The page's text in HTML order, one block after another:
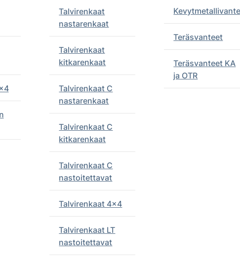
Talvirenkaat
nastarenkaat
Talvirenkaat
kitkarenkaat
Talvirenkaat C
nastarenkaat
Talvirenkaat C
kitkarenkaat
Talvirenkaat C
nastoitettavat
Talvirenkaat 4x4
Talvirenkaat LT
nastoitettavat
Teräsvanteet
Teräsvanteet KA
ja OTR